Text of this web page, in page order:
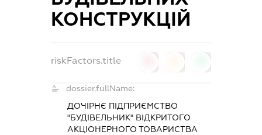
КОНСТРУКЦІЙ
riskFactors.title
dossier.fullName:
ДОЧІРНЄ ПІДПРИЄМСТВО
"БУДІВЕЛЬНИК" ВІДКРИТОГО
АКЦІОНЕРНОГО ТОВАРИСТВА